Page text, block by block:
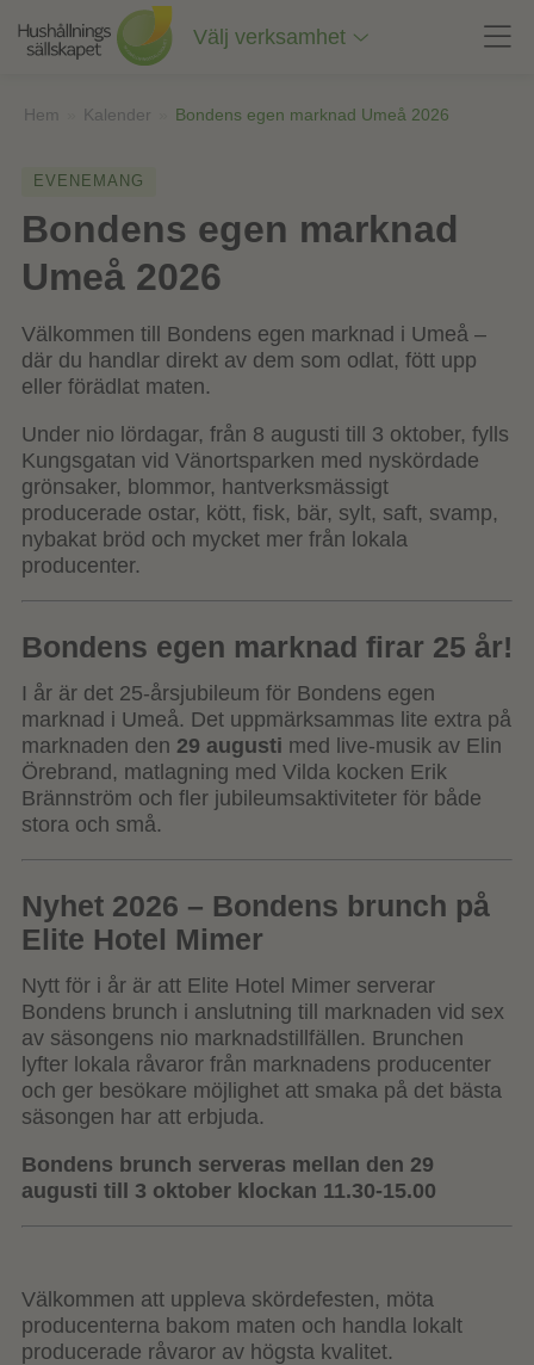
innehåll
Välj verksamhet
Hem Kalender Bondens egen marknad Umeå 2026
EVENEMANG
Bondens egen marknad
Umeå 2026
Välkommen till Bondens egen marknad i Umeå –
där du handlar direkt av dem som odlat, fött upp
eller förädlat maten.
Under nio lördagar, från 8 augusti till 3 oktober, fylls
Kungsgatan vid Vänortsparken med nyskördade
grönsaker, blommor, hantverksmässigt
producerade ostar, kött, fisk, bär, sylt, saft, svamp,
nybakat bröd och mycket mer från lokala
producenter.
Bondens egen marknad firar 25 år!
I år är det 25-årsjubileum för Bondens egen
marknad i Umeå. Det uppmärksammas lite extra på
marknaden den 29 augusti med live-musik av Elin
Örebrand, matlagning med Vilda kocken Erik
Brännström och fler jubileumsaktiviteter för både
stora och små.
Nyhet 2026 – Bondens brunch på
Elite Hotel Mimer
Nytt för i år är att Elite Hotel Mimer serverar
Bondens brunch i anslutning till marknaden vid sex
av säsongens nio marknadstillfällen. Brunchen
lyfter lokala råvaror från marknadens producenter
och ger besökare möjlighet att smaka på det bästa
säsongen har att erbjuda.
Bondens brunch serveras mellan den 29
augusti till 3 oktober klockan 11.30-15.00
Välkommen att uppleva skördefesten, möta
producenterna bakom maten och handla lokalt
producerade råvaror av högsta kvalitet.